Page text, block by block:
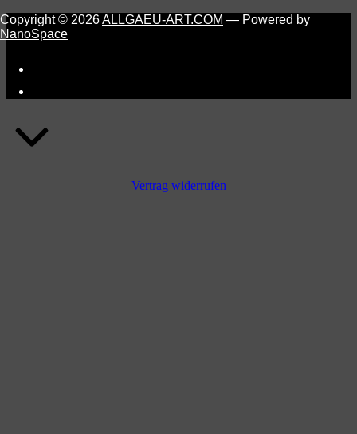
Copyright © 2026ALLGAEU-ART.COM — Powered by
NanoSpace
Vertrag widerrufen